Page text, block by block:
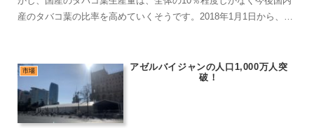
産のタバコ葉の比率を高めていくそうです。2018年1月1日から、ア
市場
アゼルバイジャンの人口1,000万人突
破！